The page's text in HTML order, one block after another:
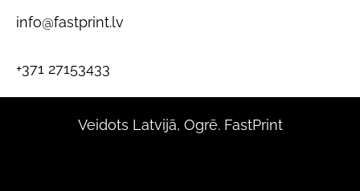
info@fastprint.lv
+371 27153433
Veidots Latvijā, Ogrē. FastPrint